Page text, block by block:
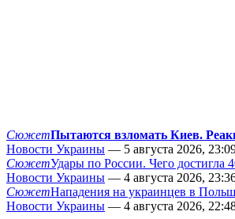
СюжетПытаются взломать Киев.
Новости Украины — 5 августа 2026,
СюжетУдары по России. Чего достигла
Новости Украины — 4 августа 2026,
СюжетНападения на украинцев в
Новости Украины — 4 августа 2026,